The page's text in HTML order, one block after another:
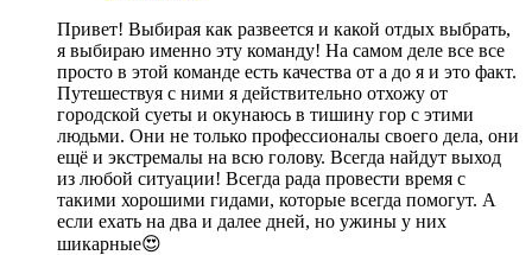
Привет! Выбирая как развеется и какой отдых выбрать,
я выбираю именно эту команду! На самом деле все все
просто в этой команде есть качества от а до я и это факт.
Путешествуя с ними я действительно отхожу от
городской суеты и окунаюсь в тишину гор с этими
людьми. Они не только профессионалы своего дела, они
ещё и экстремалы на всю голову. Всегда найдут выход
из любой ситуации! Всегда рада провести время с
такими хорошими гидами, которые всегда помогут. А
если ехать на два и далее дней, но ужины у них
шикарные😍